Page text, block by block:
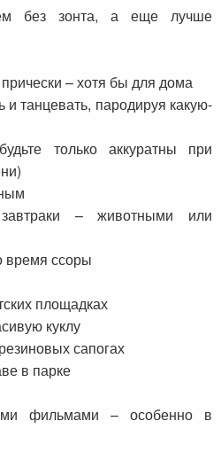
без зонта, а еще лучше
– хотя бы для дома
танцевать, пародируя какую-
только аккуратны при
– животными или
время ссоры
площадках
куклу
сапогах
в парке
фильмами – особенно в